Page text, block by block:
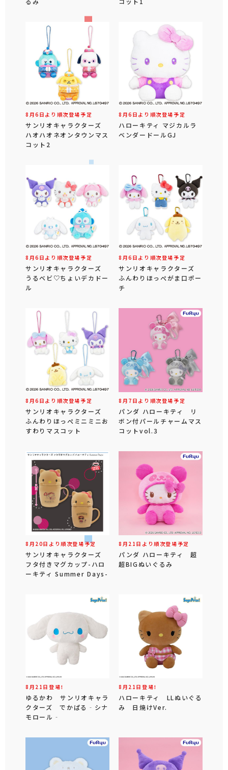
8月6日より順次登場予定
サンリオキャラクターズ
ハオハオネオンタウンマス
コット2
8月6日より順次登場予定
ハローキティ マジカルラ
ベンダードールGJ
8月6日より順次登場予定
サンリオキャラクターズ
うるベビ♡ちょいデカドー
ル
8月6日より順次登場予定
サンリオキャラクターズ
ふんわりほっぺがま口ポー
チ
8月6日より順次登場予定
サンリオキャラクターズ
ふんわりほっぺミニミニお
すわりマスコット
8月7日より順次登場予定
パンダ ハローキティ リ
ボン付パールチャームマス
コットvol.3
8月20日より順次登場予定
サンリオキャラクターズ
フタ付きマグカップ-ハロ
ーキティ Summer Days-
8月21日より順次登場予定
パンダ ハローキティ 超
超BIGぬいぐるみ
8月21日登場！
ゆるかわ サンリオキャラ
クターズ でかぱる‐シナ
モロール‐
8月21日登場！
ハローキティ LLぬいぐる
み 日焼けVer.